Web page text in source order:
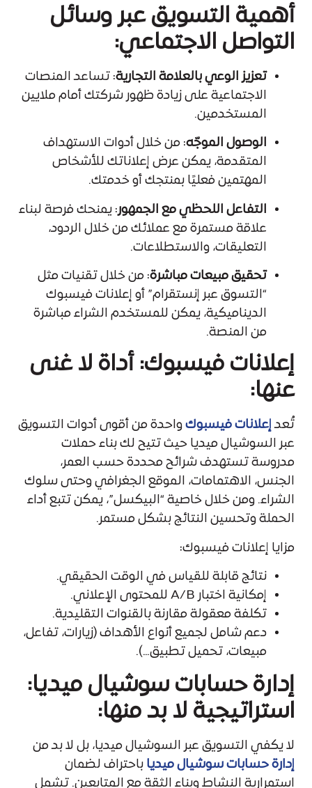
أهمية التسويق عبر وسائل
التواصل الاجتماعي:
تعزيز الوعي بالعلامة التجارية: تساعد المنصات
الاجتماعية على زيادة ظهور شركتك أمام ملايين
المستخدمين.
الوصول الموجّه: من خلال أدوات الاستهداف
المتقدمة، يمكن عرض إعلاناتك للأشخاص
المهتمين فعليًا بمنتجك أو خدمتك.
التفاعل اللحظي مع الجمهور: يمنحك فرصة لبناء
علاقة مستمرة مع عملائك من خلال الردود،
التعليقات، والاستطلاعات.
تحقيق مبيعات مباشرة: من خلال تقنيات مثل
“التسوق عبر إنستقرام” أو إعلانات فيسبوك
الديناميكية، يمكن للمستخدم الشراء مباشرة
من المنصة.
إعلانات فيسبوك: أداة لا غنى
عنها:
تُعد إعلانات فيسبوكواحدة من أقوى أدوات التسويق
عبر السوشيال ميديا حيث تتيح لك بناء حملات
مدروسة تستهدف شرائح محددة حسب العمر،
الجنس، الاهتمامات، الموقع الجغرافي وحتى سلوك
الشراء. ومن خلال خاصية “البيكسل”، يمكن تتبع أداء
الحملة وتحسين النتائج بشكل مستمر.
مزايا إعلانات فيسبوك:
نتائج قابلة للقياس في الوقت الحقيقي.
إمكانية اختبار A/B للمحتوى الإعلاني.
تكلفة معقولة مقارنة بالقنوات التقليدية.
دعم شامل لجميع أنواع الأهداف (زيارات، تفاعل،
مبيعات، تحميل تطبيق…).
إدارة حسابات سوشيال ميديا:
استراتيجية لا بد منها:
لا يكفي التسويق عبر السوشيال ميديا، بل لا بد من
إدارة حسابات سوشيال ميديا باحتراف لضمان
استمرارية النشاط وبناء الثقة مع المتابعين. تشمل